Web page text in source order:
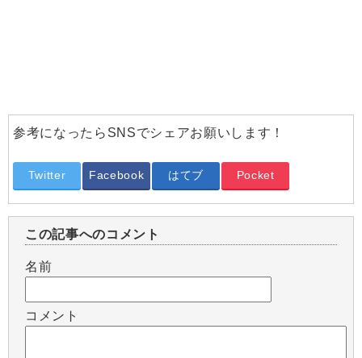
参考になったらSNSでシェアお願いします！
Twitter Facebook はてブ Pocket
この記事へのコメント
名前
コメント